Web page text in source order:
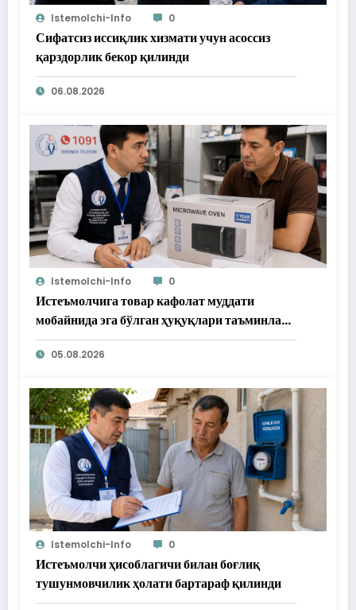
Istemolchi-Info 0
Сифатсиз иссиқлик хизмати учун асоссиз
қарздорлик бекор қилинди
06.08.2026
Istemolchi-Info 0
Истеъмолчига товар кафолат муддати
мобайнида эга бўлган ҳуқуқлари таъминлаб
берилди
05.08.2026
Istemolchi-Info 0
Истеъмолчи ҳисоблагичи билан боғлиқ
тушунмовчилик ҳолати бартараф қилинди